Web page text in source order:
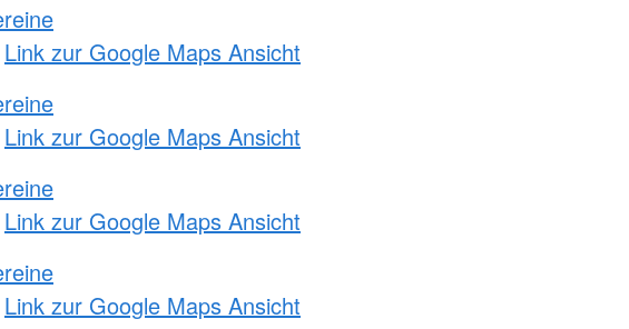
Link zur Google Maps Ansicht
Link zur Google Maps Ansicht
Link zur Google Maps Ansicht
Link zur Google Maps Ansicht